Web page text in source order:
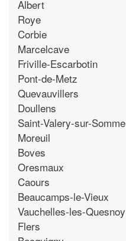
Albert
Roye
Corbie
Marcelcave
Friville-Escarbotin
Pont-de-Metz
Quevauvillers
Doullens
Saint-Valery-sur-Somme
Moreuil
Boves
Oresmaux
Caours
Beaucamps-le-Vieux
Vauchelles-les-Quesnoy
Flers